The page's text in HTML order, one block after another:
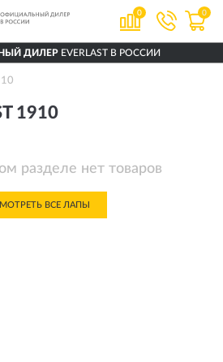
0 0
ДИЛЕР EVERLAST В РОССИИ
1910
разделе нет товаров
ВСЕ ЛАПЫ